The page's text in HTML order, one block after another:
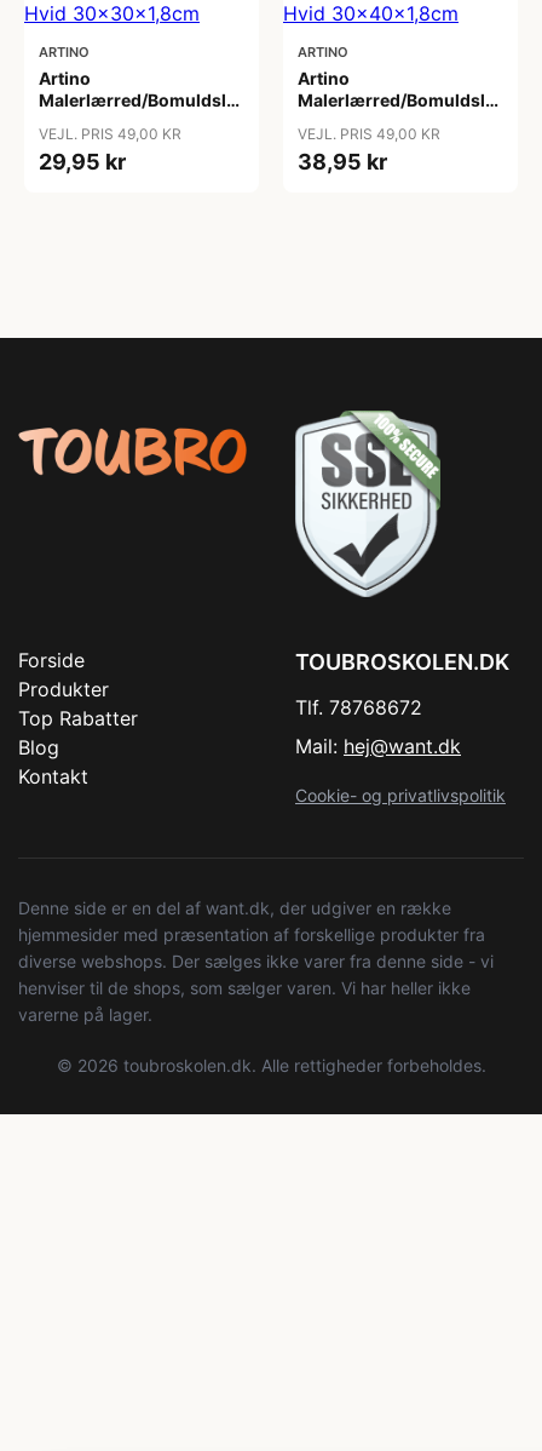
ARTINO
Artino
Malerlærred/Bomuldslærred
VEJL. PRIS 49,00 KR
29,95 kr
ARTINO
Artino
Malerlærred/Bomuldslærred
VEJL. PRIS 49,00 KR
38,95 kr
Forside
Produkter
Top Rabatter
Blog
Kontakt
TOUBROSKOLEN.DK
Tlf. 78768672
Mail: hej@want.dk
Cookie- og privatlivspolitik
Denne side er en del af want.dk, der udgiver en række
hjemmesider med præsentation af forskellige produkter fra
diverse webshops. Der sælges ikke varer fra denne side - vi
henviser til de shops, som sælger varen. Vi har heller ikke
varerne på lager.
© 2026 toubroskolen.dk. Alle rettigheder forbeholdes.